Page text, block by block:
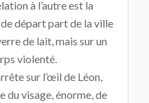
à l’autre est la
de départ part de la ville
de lait, mais sur un
violenté.
sur l’œil de Léon,
du visage, énorme, de